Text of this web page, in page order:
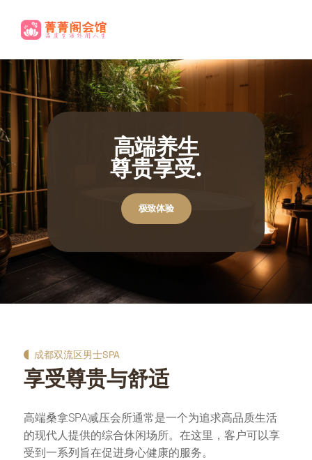
养生欢迎您
致体验
养生欢迎您
养生
享受.
致体验
成都双流区男士SPA
享受尊贵与舒适
高端桑拿SPA减压会所通常是一个为追求高品质生活
的现代人提供的综合休闲场所。在这里，客户可以享
受到一系列旨在促进身心健康的服务。